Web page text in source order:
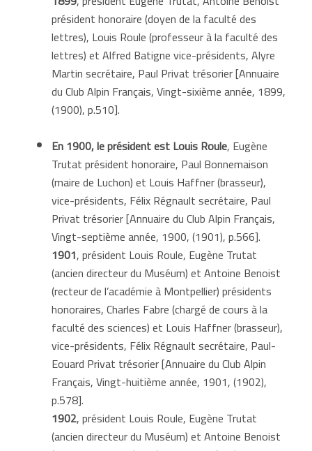
président honoraire (doyen de la faculté des
lettres), Louis Roule (professeur à la faculté des
lettres) et Alfred Batigne vice-présidents, Alyre
Martin secrétaire, Paul Privat trésorier [Annuaire
du Club Alpin Français, Vingt-sixième année, 1899,
(1900), p.510].
En 1900,leprésident estLouis Roule, Eugène
Trutat président honoraire, Paul Bonnemaison
(maire de Luchon) et Louis Haffner (brasseur),
vice-présidents, Félix Régnault secrétaire, Paul
Privat trésorier [Annuaire du Club Alpin Français,
Vingt-septième année, 1900, (1901), p.566].
1901, président Louis Roule, Eugène Trutat
(ancien directeur du Muséum) et Antoine Benoist
(recteur de l’académie à Montpellier) présidents
honoraires, Charles Fabre (chargé de cours à la
faculté des sciences) et Louis Haffner (brasseur),
vice-présidents, Félix Régnault secrétaire, Paul-
Eouard Privat trésorier [Annuaire du Club Alpin
Français, Vingt-huitième année, 1901, (1902),
p.578].
1902, président Louis Roule, Eugène Trutat
(ancien directeur du Muséum) et Antoine Benoist